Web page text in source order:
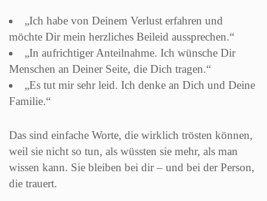
„Ich habe von Deinem Verlust erfahren und
möchte Dir mein herzliches Beileid aussprechen.“
„In aufrichtiger Anteilnahme. Ich wünsche Dir
Menschen an Deiner Seite, die Dich tragen.“
„Es tut mir sehr leid. Ich denke an Dich und Deine
Familie.“
Das sind einfache Worte, die wirklich trösten können,
weil sie nicht so tun, als wüssten sie mehr, als man
wissen kann. Sie bleiben bei dir – und bei der Person,
die trauert.